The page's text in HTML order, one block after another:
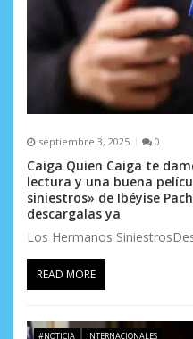
septiembre 3, 2025 0
Caiga Quien Caiga te
lectura y una buena
siniestros» de Ibéyise
descargalas ya
Los Hermanos
READ MORE
#NOTICIA INTERNACIONALES